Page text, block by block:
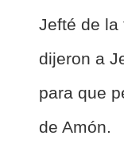
Jefté de la
dijeron a
para que
de Amón.